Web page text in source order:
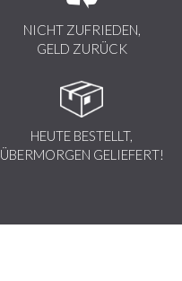
NICHT ZUFRIEDEN,
GELD ZURÜCK
HEUTE BESTELLT,
ÜBERMORGEN GELIEFERT!